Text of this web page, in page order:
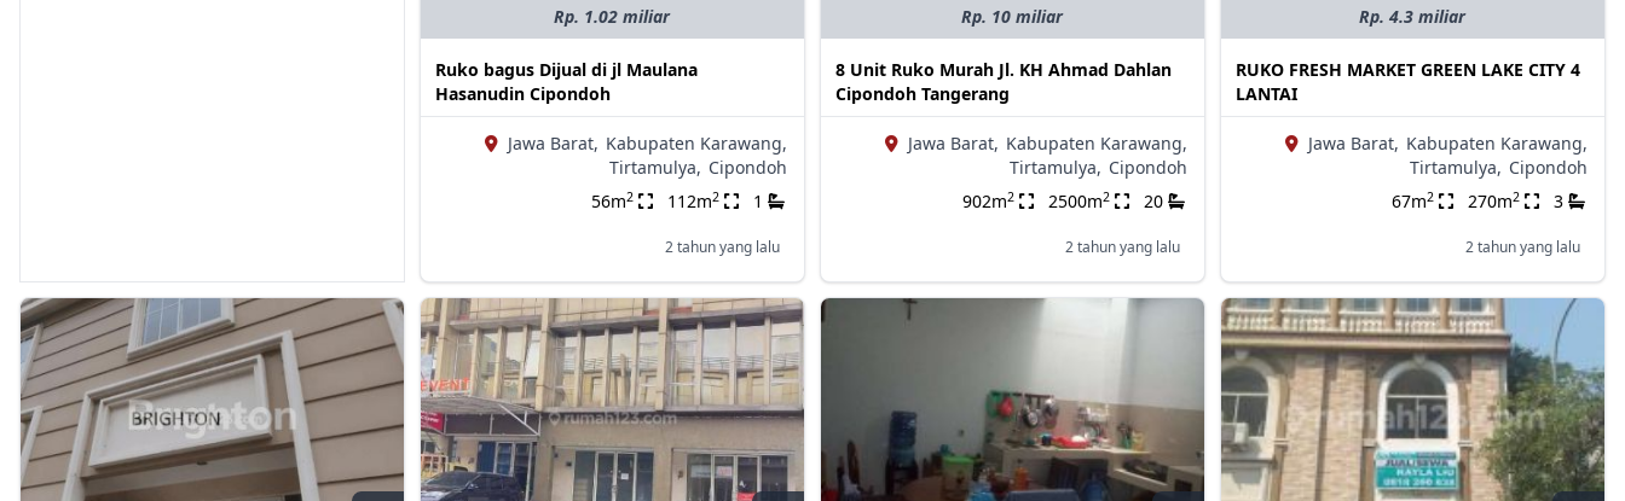
Rp. 1.02 miliar
Ruko bagus Dijual di jl Maulana
Hasanudin Cipondoh
Jawa Barat, Kabupaten Karawang,
Tirtamulya, Cipondoh
56m2 112m2 1
2 tahun yang lalu
Rp. 10 miliar
8 Unit Ruko Murah Jl. KH Ahmad Dahlan
Cipondoh Tangerang
Jawa Barat, Kabupaten Karawang,
Tirtamulya, Cipondoh
902m2 2500m2 20
2 tahun yang lalu
Rp. 4.3 miliar
RUKO FRESH MARKET GREEN LAKE CITY 4
LANTAI
Jawa Barat, Kabupaten Karawang,
Tirtamulya, Cipondoh
67m2 270m2 3
2 tahun yang lalu